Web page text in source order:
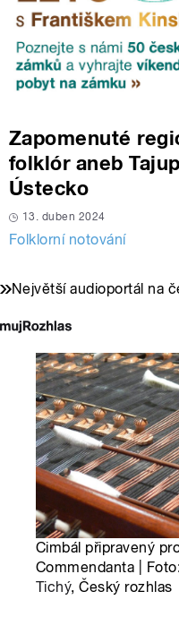
Zapomenuté
folklór aneb
Ústecko
13. duben 2024
Folklorní notování
Největší audioportál na
Cimbál připravený
Commendanta |
Tichý, Český rozhlas